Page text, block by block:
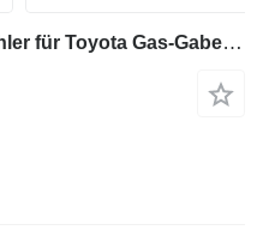
Maximus NCP2049 Motorkühler für Toyota Gas-Gabelstapler